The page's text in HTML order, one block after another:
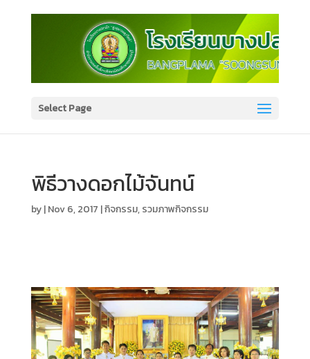
Select Page
พิธีวางดอกไม้จันทน์
by|Nov 6, 2017 |กิจกรรม,รวมภาพกิจกรรม